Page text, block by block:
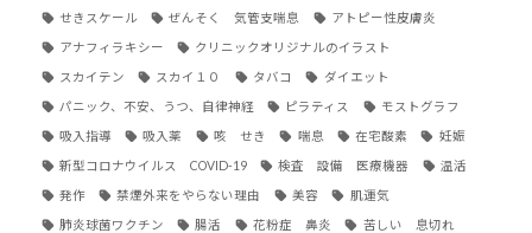
せきスケール ぜんそく 気管支喘息 アトピー性皮膚炎
アナフィラキシー クリニックオリジナルのイラスト
スカイテン スカイ１０ タバコ ダイエット
パニック、不安、うつ、自律神経 ピラティス モストグラフ
吸入指導 吸入薬 咳 せき 喘息 在宅酸素 妊娠
新型コロナウイルス COVID-19 検査 設備 医療機器 温活
発作 禁煙外来をやらない理由 美容 肌運気
肺炎球菌ワクチン 腸活 花粉症 鼻炎 苦しい 息切れ